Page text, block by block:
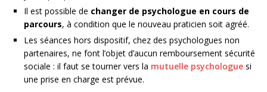
Il est possible de changer de psychologue en cours de
parcours, à condition que le nouveau praticien soit agréé.
Les séances hors dispositif, chez des psychologues non
partenaires, ne font l’objet d’aucun remboursement sécurité
sociale : il faut se tourner vers la mutuelle psychologue si
une prise en charge est prévue.